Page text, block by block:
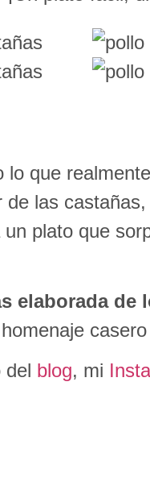
lo que
las
plato que
elaborada de
del blog, mi